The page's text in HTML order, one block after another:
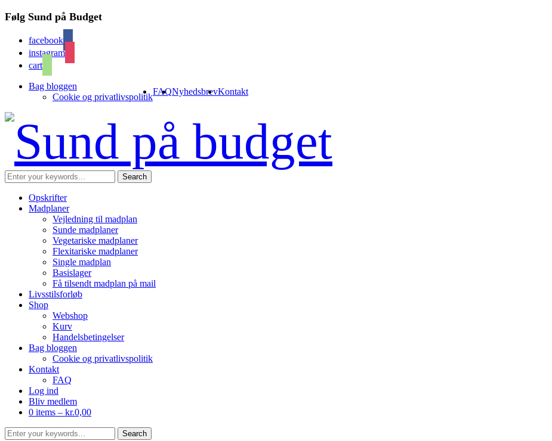
Følg Sund på Budget
facebook
instagram
cart
Bag bloggen
Cookie og privatlivspolitik
FAQNyhedsbrevKontakt
Opskrifter
Madplaner
Vejledning til madplan
Sunde madplaner
Vegetariske madplaner
Flexitariske madplaner
Single madplan
Basislager
Få tilsendt madplan på mail
Livsstilsforløb
Shop
Webshop
Kurv
Handelsbetingelser
Bag bloggen
Cookie og privatlivspolitik
Kontakt
FAQ
Log ind
Bliv medlem
0 items – kr.0,00